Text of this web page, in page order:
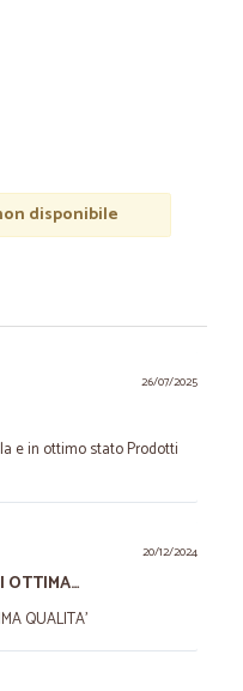
disponibile
26/07/2025
e in ottimo stato Prodotti
20/12/2024
OTTIMA…
QUALITA'